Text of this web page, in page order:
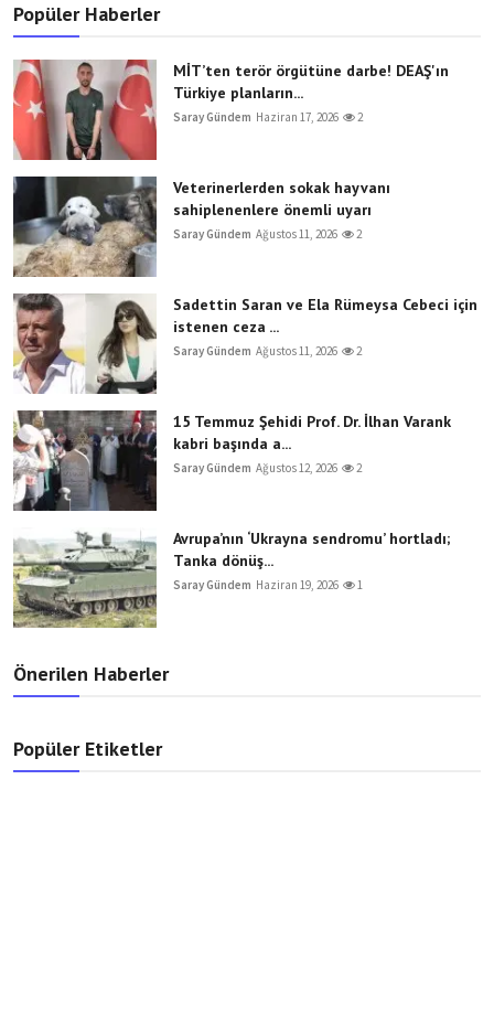
Popüler Haberler
MİT’ten terör örgütüne darbe! DEAŞ'ın
Türkiye planların...
Saray Gündem Haziran 17, 2026 2
Veterinerlerden sokak hayvanı
sahiplenenlere önemli uyarı
Saray Gündem Ağustos 11, 2026 2
Sadettin Saran ve Ela Rümeysa Cebeci için
istenen ceza ...
Saray Gündem Ağustos 11, 2026 2
15 Temmuz Şehidi Prof. Dr. İlhan Varank
kabri başında a...
Saray Gündem Ağustos 12, 2026 2
Avrupa’nın ‘Ukrayna sendromu’ hortladı;
Tanka dönüş...
Saray Gündem Haziran 19, 2026 1
Önerilen Haberler
Popüler Etiketler